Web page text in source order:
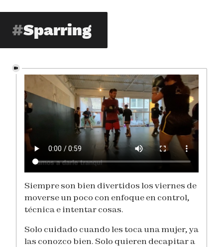
Sparring
Siempre son bien divertidos los viernes de
moverse un poco con enfoque en control,
técnica e intentar cosas.
Solo cuidado cuando les toca una mujer, ya
las conozco bien. Solo quieren decapitar a